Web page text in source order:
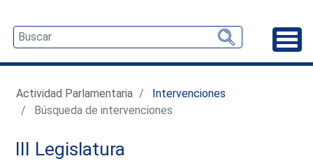
Actividad Parlamentaria
Intervenciones
Búsqueda de intervenciones
III Legislatura